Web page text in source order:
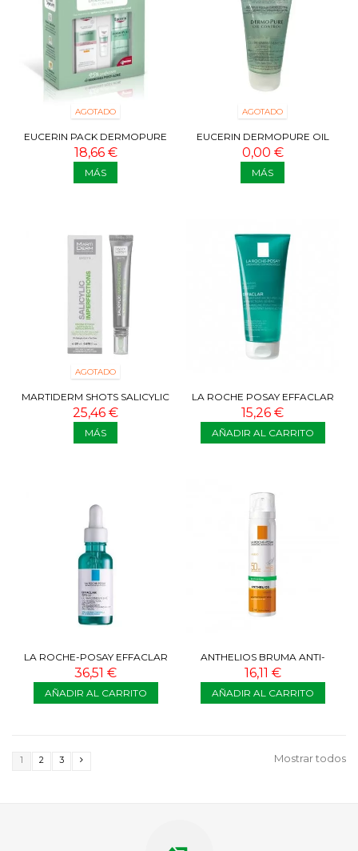
AGOTADO
EUCERIN PACK DERMOPURE
OIL CONTROL (FLUIDO
PROTECTOR 50...
18,66 €
MÁS
AGOTADO
EUCERIN DERMOPURE OIL
CONTROL GEL LIMPIADOR 75
ML
0,00 €
MÁS
AGOTADO
MARTIDERM SHOTS SALICYLIC
IMPERFECTIONS 20 ML
25,46 €
MÁS
LA ROCHE POSAY EFFACLAR
GEL PURIFICANTE MICRO-
EXFOLIANTE...
15,26 €
AÑADIR AL CARRITO
LA ROCHE-POSAY EFFACLAR
SÉRUM ULTRA CONCENTRADO
30 ML
36,51 €
AÑADIR AL CARRITO
ANTHELIOS BRUMA ANTI-
BRILLOS SPF50 75 ML
16,11 €
AÑADIR AL CARRITO
Mostrar todos
1 2 3